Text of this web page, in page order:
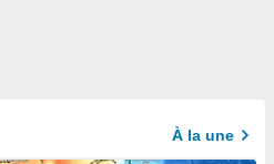
À la une